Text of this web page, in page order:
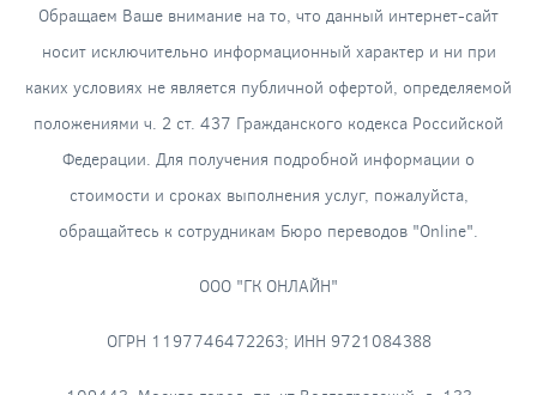
Обращаем Ваше внимание на то, что данный интернет-сайт
носит исключительно информационный характер и ни при
каких условиях не является публичной офертой, определяемой
положениями ч. 2 ст. 437 Гражданского кодекса Российской
Федерации. Для получения подробной информации о
стоимости и сроках выполнения услуг, пожалуйста,
обращайтесь к сотрудникам Бюро переводов "Online".
ООО "ГК ОНЛАЙН"
ОГРН 1197746472263; ИНН 9721084388